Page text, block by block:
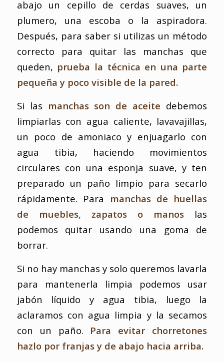
abajo un cepillo de cerdas suaves, un
plumero, una escoba o la aspiradora.
Después, para saber si utilizas un método
correcto para quitar las manchas que
queden, prueba la técnica en una parte
pequeña y poco visible de la pared.
Si las manchas son de aceite debemos
limpiarlas con agua caliente, lavavajillas,
un poco de amoniaco y enjuagarlo con
agua tibia, haciendo movimientos
circulares con una esponja suave, y ten
preparado un paño limpio para secarlo
rápidamente. Para manchas de huellas
de muebles, zapatos o manos las
podemos quitar usando una goma de
borrar.
Si no hay manchas y solo queremos lavarla
para mantenerla limpia podemos usar
jabón líquido y agua tibia, luego la
aclaramos con agua limpia y la secamos
con un paño. Para evitar chorretones
hazlo por franjas y de abajo hacia arriba.